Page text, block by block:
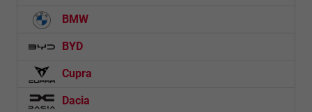
BMW
BYD
Cupra
Dacia